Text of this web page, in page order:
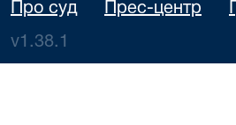
Про суд Прес-центр
v1.38.1